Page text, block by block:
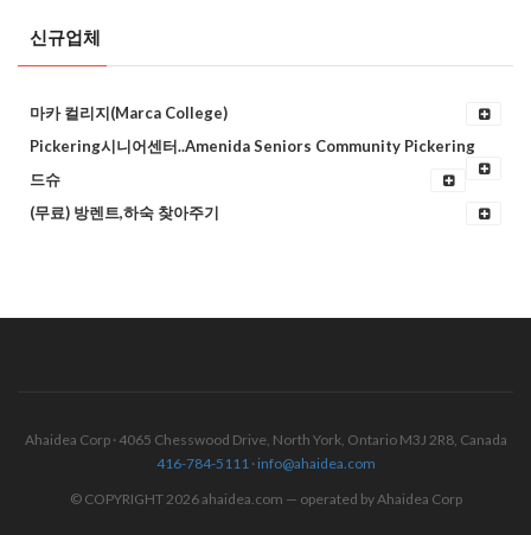
신규업체
마카 컬리지(Marca College)
Pickering시니어센터..Amenida Seniors Community Pickering
드슈
(무료) 방렌트,하숙 찾아주기
Ahaidea Corp · 4065 Chesswood Drive, North York, Ontario M3J 2R8, Canada
416-784-5111· info@ahaidea.com
© COPYRIGHT 2026 ahaidea.com — operated by Ahaidea Corp